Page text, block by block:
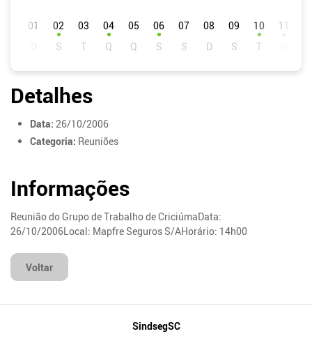
01 02 03 04 05 06 07 08 09 10 11
Detalhes
Data: 26/10/2006
Categoria: Reuniões
Informações
Reunião do Grupo de Trabalho de CriciúmaData:
26/10/2006Local: Mapfre Seguros S/AHorário: 14h00
Voltar
SindsegSC